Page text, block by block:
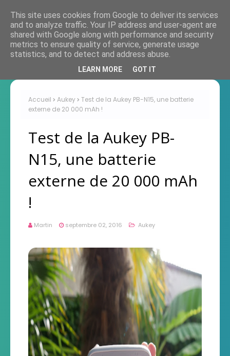
Accueil Aukey
Test de la Aukey PB-N15, une batterie
externe de 20 000 mAh !
Test de la Aukey PB-
N15, une batterie
externe de 20 000 mAh
!
Martin septembre 02, 2016 Aukey
This site uses cookies from Google to deliver its services
and to analyze traffic. Your IP address and user-agent are
shared with Google along with performance and security
metrics to ensure quality of service, generate usage
statistics, and to detect and address abuse.
LEARN MORE GOT IT